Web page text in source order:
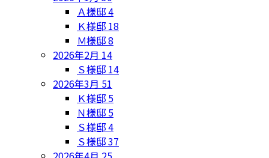
Ａ様邸4
Ｋ様邸 18
Ｍ様邸8
2026年2月 14
Ｓ様邸 14
2026年3月 51
Ｋ様邸 5
Ｎ様邸 5
Ｓ様邸4
Ｓ様邸37